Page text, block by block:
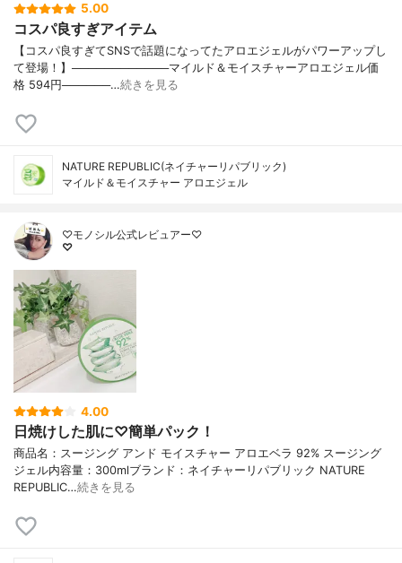
5.00
コスパ良すぎアイテム
【コスパ良すぎてSNSで話題になってたアロエジェルがパワーアップし
て登場！】────────────マイルド＆モイスチャーアロエジェル価
格 594円──────…続きを見る
NATURE REPUBLIC(ネイチャーリパブリック)
マイルド＆モイスチャー アロエジェル
♡モノシル公式レビュアー♡
♡
4.00
日焼けした肌に♡簡単パック！
商品名：スージング アンド モイスチャー アロエベラ 92% スージング
ジェル内容量：300mlブランド：ネイチャーリパブリック NATURE
REPUBLIC…続きを見る